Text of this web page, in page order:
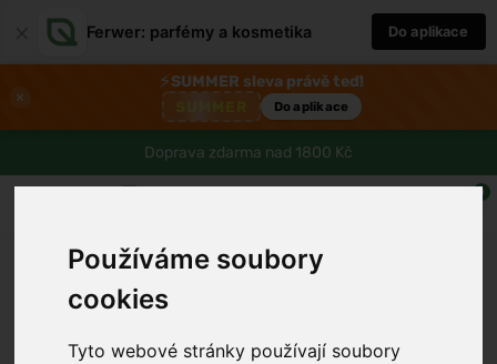
Používáme soubory
cookies
Tyto webové stránky používají soubory
Ferwer: parfémy a kosmetika Do aplikace
×
⚡SUMMER sleva právě teď!
Do aplikace
Doprava zdarma nad 1800 Kč
0